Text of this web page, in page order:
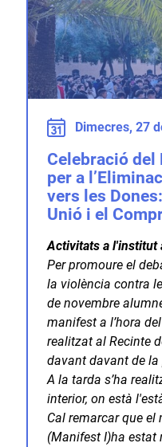
Dimecres, 27
Celebració del
per a
vers les
Unió i el
Activitats a l'institut
Per promoure el
la violència contra
de novembre
manifest a l’hora
realitzat al Recinte
davant davant de
A la tarda s’ha
interior, on està
Cal remarcar que
(Manifest I)ha estat